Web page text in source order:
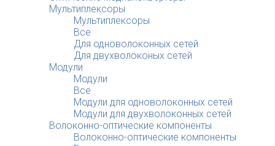
Мультиплексоры
Мультиплексоры
Все
Для одноволоконных сетей
Для двухволоконых сетей
Модули
Модули
Все
Модули для одноволоконных сетей
Модули для двухволоконных сетей
Волоконно-оптические компоненты
Волоконно-оптические компоненты